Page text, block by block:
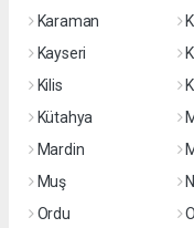
Karaman
Kayseri
Kilis
Kütahya
Mardin
Muş
Ordu